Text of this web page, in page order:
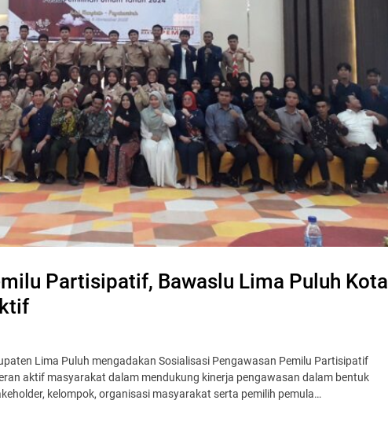
Partisipatif, Bawaslu Lima Puluh Kota
Lima Puluh mengadakan Sosialisasi Pengawasan Pemilu Partisipatif
aktif masyarakat dalam mendukung kinerja pengawasan dalam bentuk
kelompok, organisasi masyarakat serta pemilih pemula…